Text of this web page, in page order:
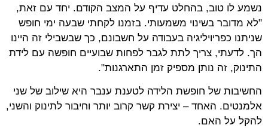
נשמע לו טוב, בהחלט עדיף על המצב הקודם. יחד עם זאת,
"לא מדובר בשינוי משמעותי. בזמנו לקחתי שבעה ימי חופש
שניתנו כפריויליגיה בעבודה על חשבונם, כך שבשבילי זה היינו
הך. לדעתי, צריך לתת לגבר לפחות שבועיים חופשה עם לידת
התינוק, זה נותן מספיק זמן התארגנות".
החשיבות של חופשת הלידה לטענת ענבר היא שילוב של שני
אלמנטים. האחד – יצירת קשר קרוב יותר וחיבור לתינוק והשני,
להקל על האם.